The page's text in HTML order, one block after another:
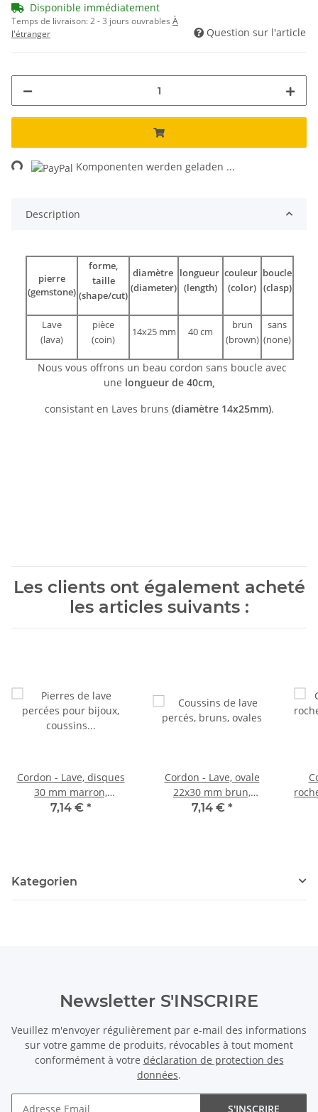
Disponible immédiatement
Temps de livraison:2 - 3 jours ouvrables À
l'étranger
Question sur l'article
Komponenten werden geladen ...
Description
pierre
(gemstone)
forme,
taille
(shape/cut)
diamètre
(diameter)
longueur
(length)
couleur
(color)
boucle
(clasp)
Lave
(lava)
pièce
(coin)
14x25 mm 40 cm
brun
(brown)
sans
(none)
Nous vous offrons un beau cordon sans boucle avec
une longueur de 40cm,
consistant en Laves bruns (diamètre 14x25mm).
Les clients ont également acheté
les articles suivants :
Cordon - Lave, disques
30 mm marron,
longueur 41 cm /5156
7,14 € *
Cordon - Lave, ovale
22x30 mm brun,
longueur 40,5 cm /5150
7,14 € *
Kategorien
Newsletter S'INSCRIRE
Veuillez m'envoyer régulièrement par e-mail des informations
sur votre gamme de produits, révocables à tout moment
conformément à votre déclaration de protection des
données.
S'INSCRIRE